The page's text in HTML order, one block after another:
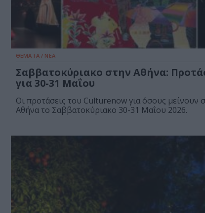
ΘΕΜΑΤΑ / ΝΕΑ
Σαββατοκύριακο στην Αθήνα:
για 30-31 Μαΐου
Οι προτάσεις του Culturenow για όσους μείνουν
Αθήνα το Σαββατοκύριακο 30-31 Μαΐου 2026.